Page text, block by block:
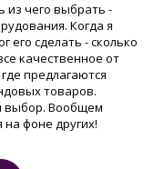
из чего выбрать -
Когда я
его сделать - сколько
качественное от
предлагаются
товаров.
выбор. Вообщем
фоне других!